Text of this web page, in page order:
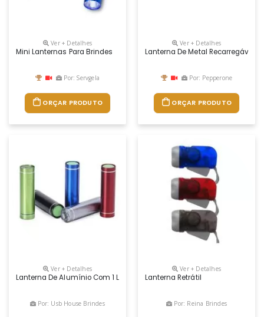
Ver + Detalhes
Mini Lanternas Para Brindes
Por: Servgela
ORÇAR PRODUTO
Ver + Detalhes
Lanterna De Metal Recarregável
Por: Pepperone
ORÇAR PRODUTO
Ver + Detalhes
Lanterna De Alumínio Com 1 Led E Botão De Acionamento
Por: Usb House Brindes
Ver + Detalhes
Lanterna Retrátil
Por: Reina Brindes